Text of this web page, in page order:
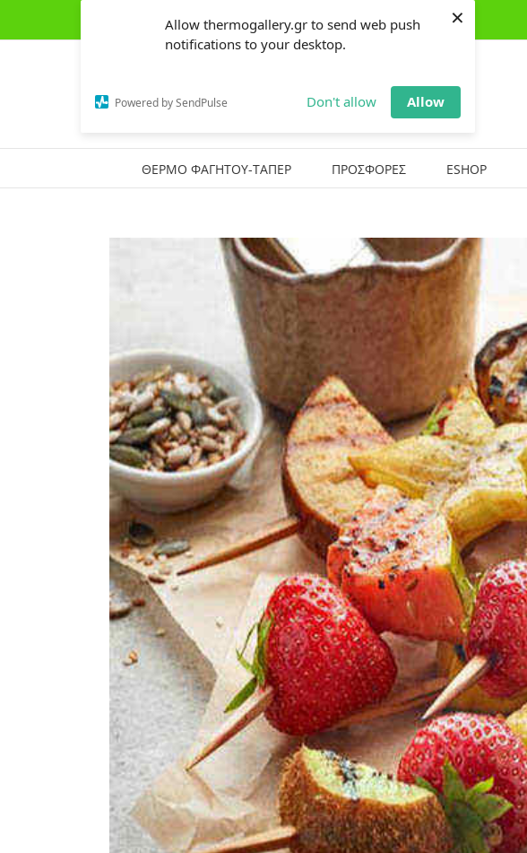
Allow thermogallery.gr to send web push
notifications to your desktop.
Powered by SendPulse Don't allow Allow
×
content
(+30) 2441303162 | thermogallery@gmail.com
ΘΕΡΜΟ ΦΑΓΗΤΟΥ-ΤΑΠΕΡ ΠΡΟΣΦΟΡΕΣ ESHOP